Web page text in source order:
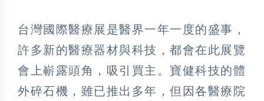
台灣國際醫療展是醫界一年一度的盛事，
許多新的醫療器材與科技，都會在此展覽
會上嶄露頭角，吸引買主。寶健科技的體
外碎石機，雖已推出多年，但因各醫療院